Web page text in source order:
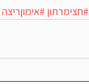
#חצימרתון #אימוןריצה